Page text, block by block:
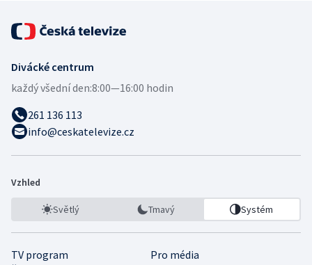
Divácké centrum
každý všední den:8:00—16:00 hodin
261 136 113
info@ceskatelevize.cz
Vzhled
Světlý Tmavý Systém
TV program
Pro média